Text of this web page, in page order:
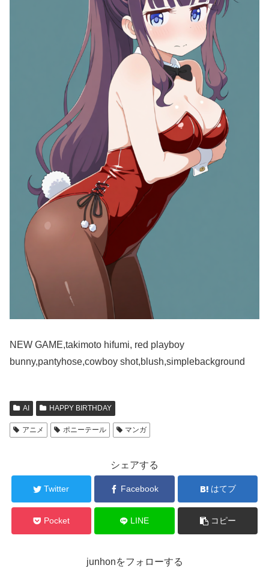
NEW GAME,takimoto hifumi, red playboy
bunny,pantyhose,cowboy shot,blush,simplebackground
AI HAPPY BIRTHDAY
アニメ ポニーテール マンガ
シェアする
Twitter Facebook はてブ
Pocket LINE コピー
junhonをフォローする